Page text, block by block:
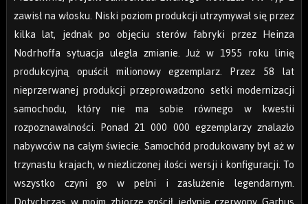
zawisł na włosku. Niski poziom produkcji utrzymywał się przez
kilka lat, jednak po objęciu sterów fabryki przez Heinza
Nodrhoffa sytuacja uległa zmianie. Już w 1955 roku linię
produkcyjną opuścił milionowy egzemplarz. Przez 58 lat
nieprzerwanej produkcji przeprowadzono setki modernizacji
samochodu, który nie ma sobie równego w kwestii
rozpoznawalności. Ponad 21 000 000 egzemplarzy znalazło
nabywców na całym świecie. Samochód produkowany był aż w
trzynastu krajach, w niezliczonej ilości wersji i konfiguracji. To
wszystko czyni go w pełni i zasłużenie legendarnym.